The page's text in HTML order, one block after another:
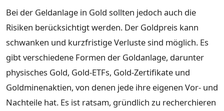
Bei der Geldanlage in Gold sollten jedoch auch die
Risiken berücksichtigt werden. Der Goldpreis kann
schwanken und kurzfristige Verluste sind möglich. Es
gibt verschiedene Formen der Goldanlage, darunter
physisches Gold, Gold-ETFs, Gold-Zertifikate und
Goldminenaktien, von denen jede ihre eigenen Vor- und
Nachteile hat. Es ist ratsam, gründlich zu recherchieren